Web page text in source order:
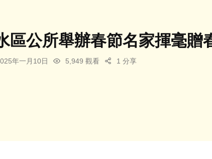
區公所舉辦春節名家揮毫贈
年一月10日 5,949 觀看 1 分享